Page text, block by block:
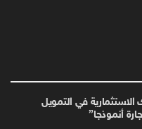
في التمويل
أنموذجا”